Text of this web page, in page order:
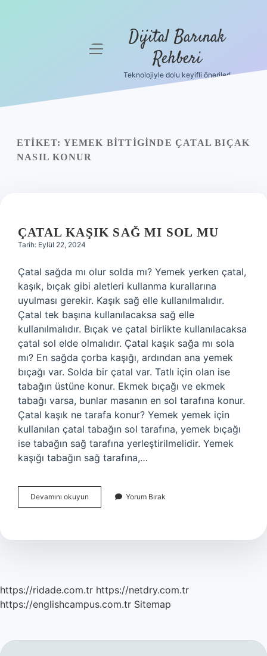
Yasal Uyarı
menüyü
Dijital Barınak
Rehberi
Teknolojiyle dolu keyifli öneriler!
ETIKET: YEMEK BITTIGINDE ÇATAL BIÇAK
NASIL KONUR
ÇATAL KAŞIK SAĞ MI SOL MU
Tarih: Eylül 22, 2024
Çatal sağda mı olur solda mı? Yemek yerken çatal,
kaşık, bıçak gibi aletleri kullanma kurallarına
uyulması gerekir. Kaşık sağ elle kullanılmalıdır.
Çatal tek başına kullanılacaksa sağ elle
kullanılmalıdır. Bıçak ve çatal birlikte kullanılacaksa
çatal sol elde olmalıdır. Çatal kaşık sağa mı sola
mı? En sağda çorba kaşığı, ardından ana yemek
bıçağı var. Solda bir çatal var. Tatlı için olan ise
tabağın üstüne konur. Ekmek bıçağı ve ekmek
tabağı varsa, bunlar masanın en sol tarafına konur.
Çatal kaşık ne tarafa konur? Yemek yemek için
kullanılan çatal tabağın sol tarafına, yemek bıçağı
ise tabağın sağ tarafına yerleştirilmelidir. Yemek
kaşığı tabağın sağ tarafına,…
Devamını okuyun
Kaşık
Sol
Yorum Bırak
https://ridade.com.tr https://netdry.com.tr
https://englishcampus.com.tr Sitemap